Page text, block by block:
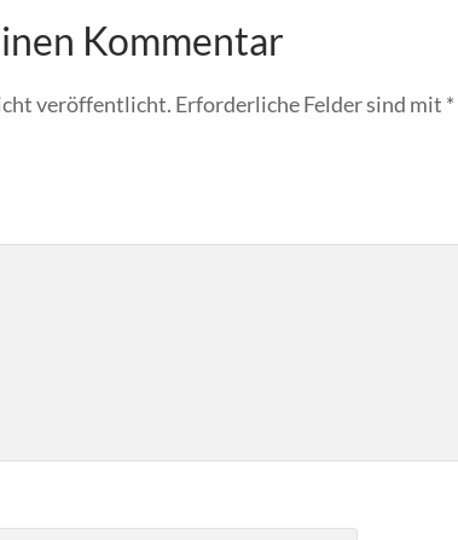
Kommentar
veröffentlicht. Erforderliche Felder sind mit *